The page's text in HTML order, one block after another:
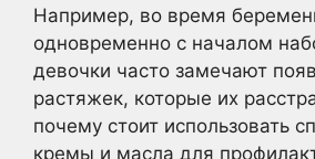
Например, во время
одновременно с началом
девочки часто замечают
растяжек, которые их
почему стоит использовать
кремы и масла для